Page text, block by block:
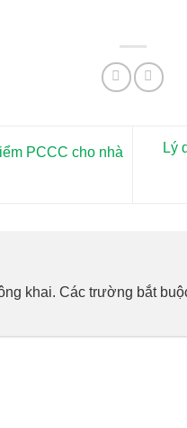
PCCC cho nhà
Lý
khai. Các trường bắt